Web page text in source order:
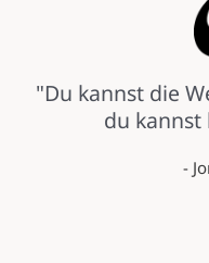
"Du kannst die
du kannst
-